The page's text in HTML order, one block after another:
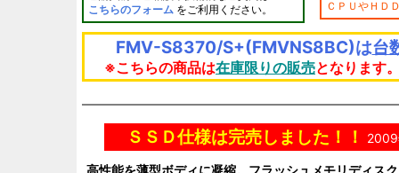
こちらのフォーム をご利用ください。
ＣＰＵやＨＤ
FMV-S8370/S+(FMVNS8BC)は台
※こちらの商品は在庫限りの販売となります
ＳＳＤ仕様は完売しました！！
高性能を薄型ボディに凝縮。フラッシュメモリディス